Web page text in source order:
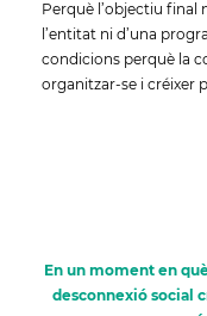
Perquè l’objectiu final
l’entitat ni d’una
condicions perquè la
organitzar-se i créixer
En un moment en
desconnexió social